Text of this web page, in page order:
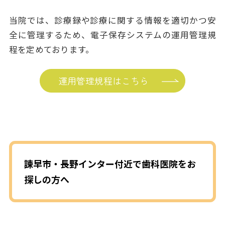
当院では、診療録や診療に関する情報を適切かつ安
全に管理するため、電子保存システムの運用管理規
程を定めております。
運用管理規程はこちら
諫早市・長野インター付近で歯科医院をお
探しの方へ